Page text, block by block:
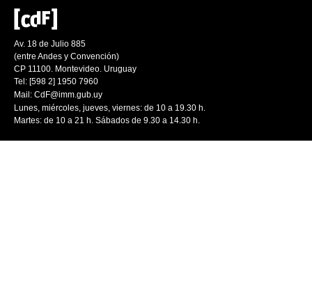
Av. 18 de Julio 885
(entre Andes y Convención)
CP 11100. Montevideo. Uruguay
Tel: [598 2] 1950 7960
Mail: CdF@imm.gub.uy
Lunes, miércoles, jueves, viernes: de 10 a 19.30 h.
Martes: de 10 a 21 h. Sábados de 9.30 a 14.30 h.